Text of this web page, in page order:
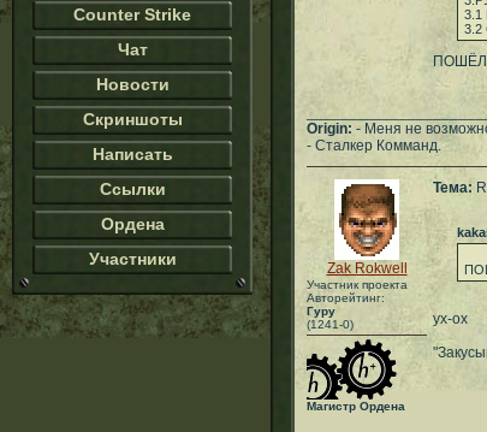
Counter Strike
Чат
Новости
Скриншоты
Написать
Ссылки
Ордена
Участники
3.1
3.2
Origin: - Меня не
- Сталкер Комманд.
Zak Rokwell
Участник проекта
Авторейтинг:
Гуру
(1241-0)
Магистр Ордена
Тема:
ух-ох